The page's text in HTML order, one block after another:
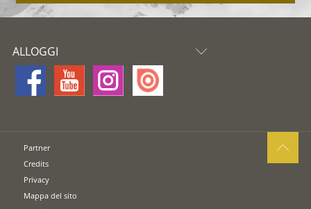
ALLOGGI
Partner
Credits
Privacy
Mappa del sito